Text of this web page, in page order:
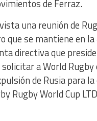
de Ferraz.
una reunión de
que se mantiene en
directiva que
a World
de Rusia para
Rugby World Cup